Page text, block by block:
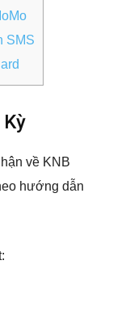
SMS
về KNB
hướng dẫn